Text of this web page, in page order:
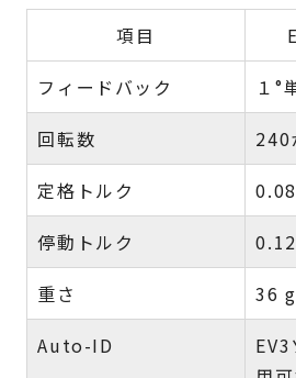
項目
フィードバック
１°
回転数
240
定格トルク
停動トルク
重さ
36 g
Auto-ID